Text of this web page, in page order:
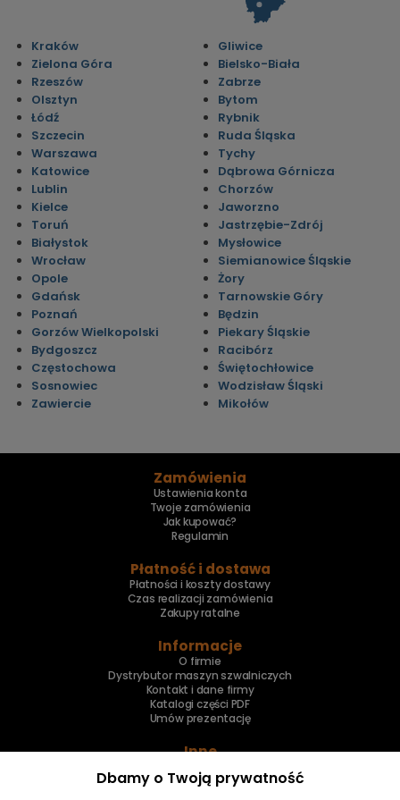
Kraków
Zielona Góra
Rzeszów
Olsztyn
Łódź
Szczecin
Warszawa
Katowice
Lublin
Kielce
Toruń
Białystok
Wrocław
Opole
Gdańsk
Poznań
Gorzów Wielkopolski
Bydgoszcz
Częstochowa
Sosnowiec
Zawiercie
Gliwice
Bielsko-Biała
Zabrze
Bytom
Rybnik
Ruda Śląska
Tychy
Dąbrowa Górnicza
Chorzów
Jaworzno
Jastrzębie-Zdrój
Mysłowice
Siemianowice Śląskie
Żory
Tarnowskie Góry
Będzin
Piekary Śląskie
Racibórz
Świętochłowice
Wodzisław Śląski
Mikołów
Zamówienia
Ustawienia konta
Twoje zamówienia
Jak kupować?
Regulamin
Płatność i dostawa
Płatności i koszty dostawy
Czas realizacji zamówienia
Zakupy ratalne
Informacje
O firmie
Dystrybutor maszyn szwalniczych
Kontakt i dane firmy
Katalogi części PDF
Umów prezentację
Inne
Naprawa maszyn
Dbamy o Twoją prywatność